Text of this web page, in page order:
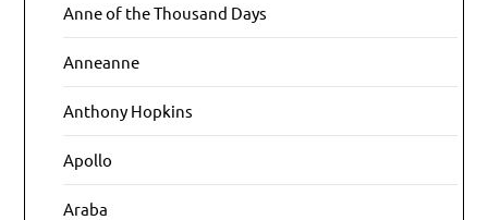
Anne of the Thousand Days
Anneanne
Anthony Hopkins
Apollo
Araba